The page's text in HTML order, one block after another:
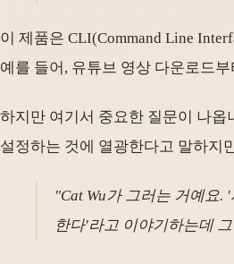
이 제품은 CLI(Command Line
예를 들어, 유튜브 영상 다운로드
하지만 여기서 중요한 질문이 나
설정하는 것에 열광한다고 말하지
"Cat Wu가 그러는 거예요
한다'라고 이야기하는데